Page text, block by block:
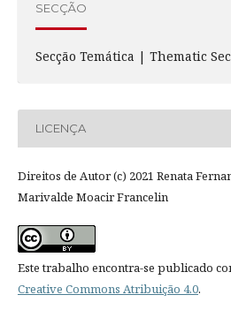
SECÇÃO
Secção Temática | Thematic
LICENÇA
Direitos de Autor (c) 2021 Renata
Marivalde Moacir Francelin
Este trabalho encontra-se publicado
Creative Commons Atribuição 4.0.